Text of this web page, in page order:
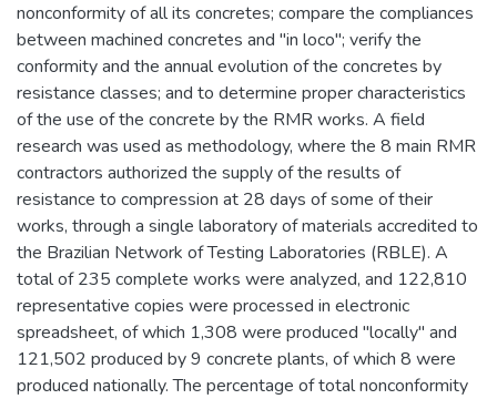
nonconformity of all its concretes; compare the compliances
between machined concretes and "in loco"; verify the
conformity and the annual evolution of the concretes by
resistance classes; and to determine proper characteristics
of the use of the concrete by the RMR works. A field
research was used as methodology, where the 8 main RMR
contractors authorized the supply of the results of
resistance to compression at 28 days of some of their
works, through a single laboratory of materials accredited to
the Brazilian Network of Testing Laboratories (RBLE). A
total of 235 complete works were analyzed, and 122,810
representative copies were processed in electronic
spreadsheet, of which 1,308 were produced "locally" and
121,502 produced by 9 concrete plants, of which 8 were
produced nationally. The percentage of total nonconformity